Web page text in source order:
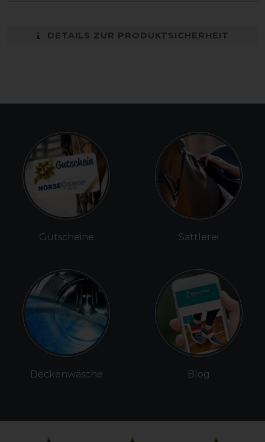
DETAILS ZUR PRODUKTSICHERHEIT
Gutscheine
Deckenwäsche
Sattlerei
Blog